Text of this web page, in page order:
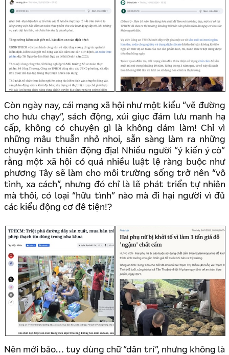
Còn ngày nay, cái mạng xã hội như một kiểu “vẽ đường
cho hưu chạy”, sách động, xúi giục đám lưu manh hạ
cấp, không có chuyện gì là không dám làm! Chỉ vì
những mâu thuẫn nhỏ nhoi, sẵn sàng làm ra những
chuyện kinh thiên động địa! Nhiều người “ý kiến ý cò”
rằng một xã hội có quá nhiều luật lệ ràng buộc như
phương Tây sẽ làm cho môi trường sống trở nên “vô
tình, xa cách”, nhưng đó chỉ là lẽ phát triển tự nhiên
mà thôi, có loại “hữu tình” nào mà đi hại người vì đủ
các kiểu động cơ đê tiện!?
Nên mới bảo… tuy dùng chữ “dân trí”, nhưng không là